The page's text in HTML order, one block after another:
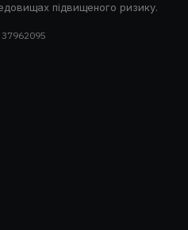
підвищеного ризику.